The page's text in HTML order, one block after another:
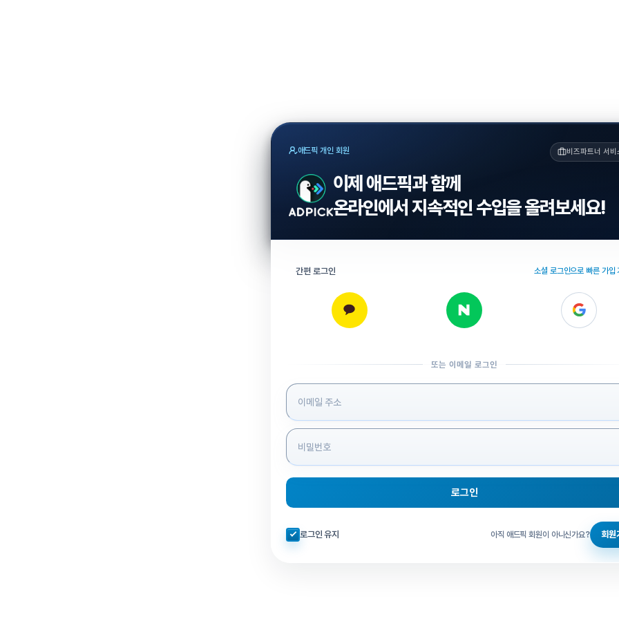
애드픽 개인 회원 비즈파트너 서비
이제 애드픽과 함께
온라인에서 지속적인 수입을 올려보세요!
간편 로그인 소셜 로그인으로 빠른 가입
또는 이메일 로그인
로그인 정보 입력
로그인
자동로그인 체크
로그인 유지 아직 애드픽 회원이 아니신가요? 회원